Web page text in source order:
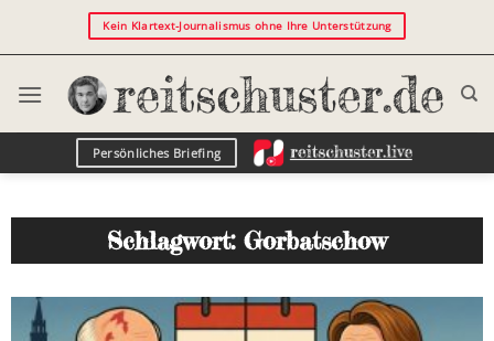
Kein Klartext-Journalismus ohne Ihre Unterstützung
Persönliches Briefing
Schlagwort: Gorbatschow